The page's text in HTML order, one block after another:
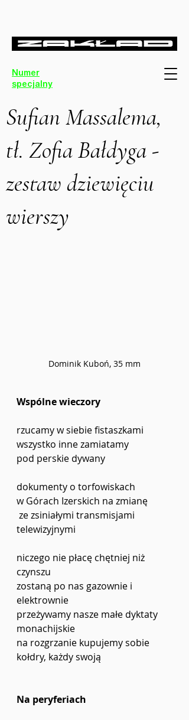
Numer
specjalny
Sufian Massalema,
tł. Zofia Bałdyga -
zestaw dziewięciu
wierszy
Dominik Kuboń, 35 mm
Wspólne wieczory
rzucamy w siebie fistaszkami
wszystko inne zamiatamy
pod perskie dywany
dokumenty o torfowiskach
w Górach Izerskich na zmianę
ze zsiniałymi transmisjami
telewizyjnymi
niczego nie płacę chętniej niż
czynszu
zostaną po nas gazownie i
elektrownie
przeżywamy nasze małe dyktaty
monachijskie
na rozgrzanie kupujemy sobie
kołdry, każdy swoją
Na peryferiach